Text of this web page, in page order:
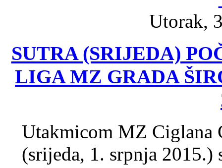
Utorak,
SUTRA (SRIJEDA)
LIGA MZ GRADA
Utakmicom MZ Ciglana
(srijeda, 1. srpnja 2015.)